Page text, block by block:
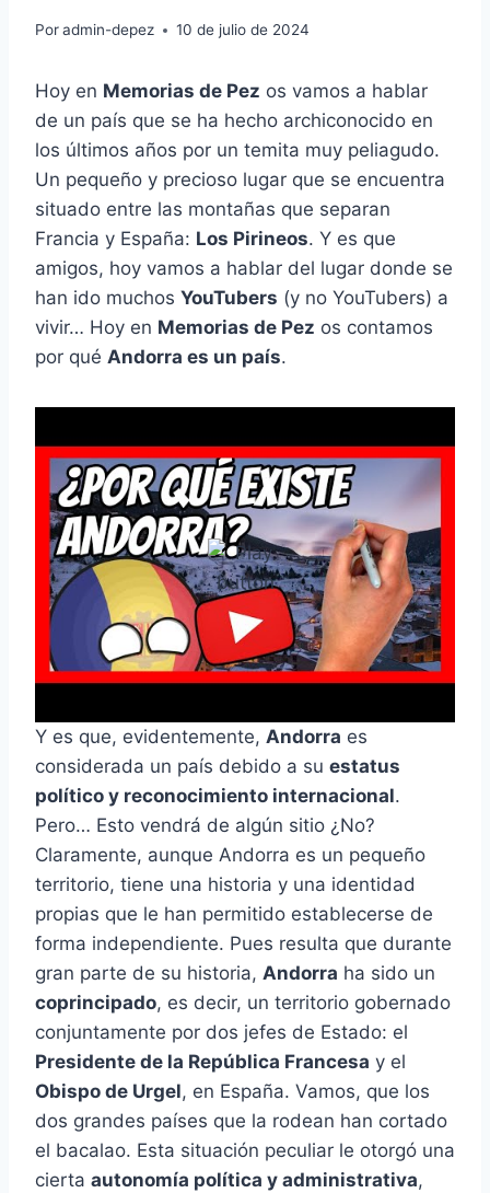
Poradmin-depez 10 de julio de 2024
Hoy en Memorias de Pez os vamos a hablar
de un país que se ha hecho archiconocido en
los últimos años por un temita muy peliagudo.
Un pequeño y precioso lugar que se encuentra
situado entre las montañas que separan
Francia y España: Los Pirineos. Y es que
amigos, hoy vamos a hablar del lugar donde se
han ido muchos YouTubers (y no YouTubers) a
vivir… Hoy en Memorias de Pez os contamos
por qué Andorra es un país.
Y es que, evidentemente, Andorra es
considerada un país debido a su estatus
político y reconocimiento internacional.
Pero… Esto vendrá de algún sitio ¿No?
Claramente, aunque Andorra es un pequeño
territorio, tiene una historia y una identidad
propias que le han permitido establecerse de
forma independiente. Pues resulta que durante
gran parte de su historia, Andorra ha sido un
coprincipado, es decir, un territorio gobernado
conjuntamente por dos jefes de Estado: el
Presidente de la República Francesa y el
Obispo de Urgel, en España. Vamos, que los
dos grandes países que la rodean han cortado
el bacalao. Esta situación peculiar le otorgó una
cierta autonomía política y administrativa,